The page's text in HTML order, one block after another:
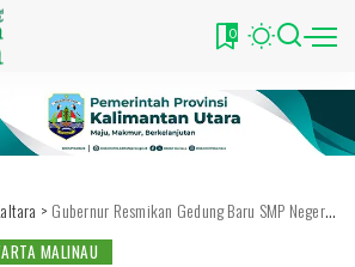
0
> Gubernur Resmikan Gedung Baru SMP Negeri 1 Malinau Kota
MALINAU